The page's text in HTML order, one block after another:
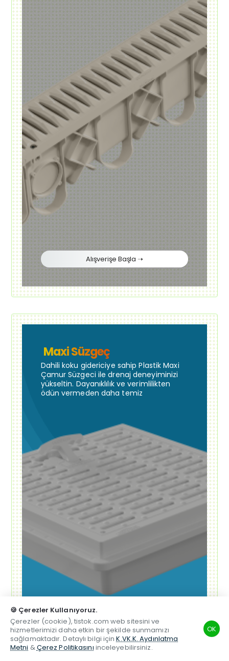
TSM Hesabım Whatsapp Telefon Beğenilen
🍪 Çerezler Kullanıyoruz.
Çerezler (cookie), tistok.com web sitesini ve
hizmetlerimizi daha etkin bir şekilde sunmamızı
sağlamaktadır. Detaylı bilgi içinK.VK.K. Aydınlatma
Metni &Çerez Politikasını inceleyebilirsiniz.
OK
Alışverişe Başla ➝
Maxi Süzgeç
Dahili koku gidericiye sahip Plastik Maxi
Çamur Süzgeci ile drenaj deneyiminizi
yükseltin. Dayanıklılık ve verimlilikten
ödün vermeden daha temiz